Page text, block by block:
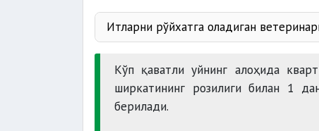
Итларни рўйхатга оладиган
Кўп қаватли уйнинг алоҳида
ширкатининг розилиги билан 1
берилади.